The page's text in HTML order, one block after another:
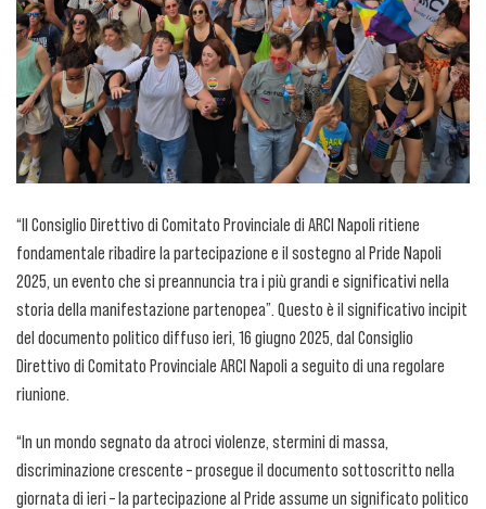
“Il Consiglio Direttivo di Comitato Provinciale di ARCI Napoli ritiene
fondamentale ribadire la partecipazione e il sostegno al Pride Napoli
2025, un evento che si preannuncia tra i più grandi e significativi nella
storia della manifestazione partenopea”. Questo è il significativo incipit
del documento politico diffuso ieri, 16 giugno 2025, dal Consiglio
Direttivo di Comitato Provinciale ARCI Napoli a seguito di una regolare
riunione.
“In un mondo segnato da atroci violenze, stermini di massa,
discriminazione crescente – prosegue il documento sottoscritto nella
giornata di ieri – la partecipazione al Pride assume un significato politico